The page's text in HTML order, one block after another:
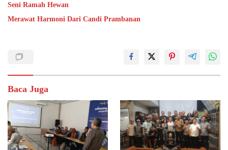
Seni Ramah Hewan
Merawat Harmoni Dari Candi Prambanan
Baca Juga